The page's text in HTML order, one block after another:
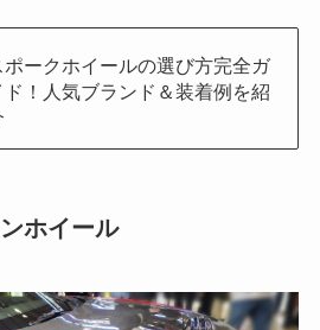
ポークホイールの選び方完全ガ
ド！人気ブランド＆装着例を紹
ホイール